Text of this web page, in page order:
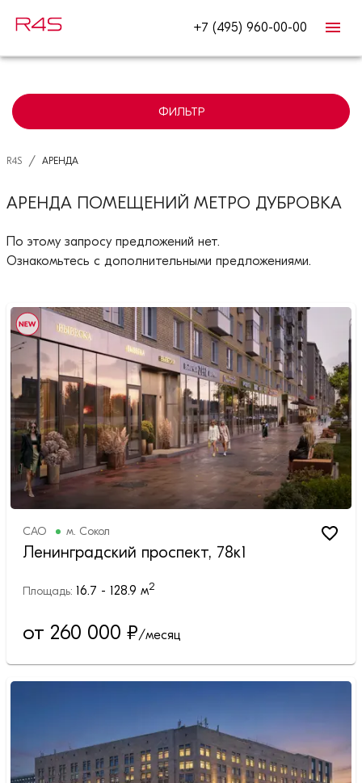
+7 (495) 960-00-00
ФИЛЬТР
R4S / АРЕНДА
АРЕНДА ПОМЕЩЕНИЙ МЕТРО ДУБРОВКА
По этому запросу предложений нет.
Ознакомьтесь с дополнительными предложениями.
САО м. Сокол
Ленинградский проспект, 78к1
Площадь: 16.7 - 128.9 м2
от 260 000 ₽/месяц